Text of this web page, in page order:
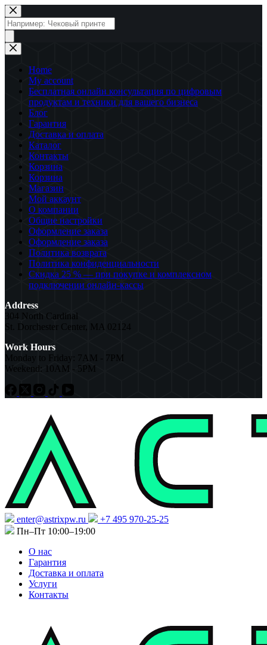
Перейти
к
сути
Поиск
товаров
Home
My account
Бесплатная онлайн консультация по цифровым
продуктам и техники для вашего бизнеса
Блог
Гарантия
Доставка и оплата
Каталог
Контакты
Корзина
Корзина
Магазин
Мой аккаунт
О компании
Общие настройки
Оформление заказа
Оформление заказа
Политика возврата
Политика конфиденциальности
Скидка 25 % — при покупке и комплексном
подключении онлайн-кассы
Address
304 North Cardinal
St. Dorchester Center, MA 02124
Work Hours
Monday to Friday: 7AM - 7PM
Weekend: 10AM - 5PM
enter@astrixpw.ru
+7 495 970-25-25
Пн–Пт 10:00–19:00
О нас
Гарантия
Доставка и оплата
Услуги
Контакты